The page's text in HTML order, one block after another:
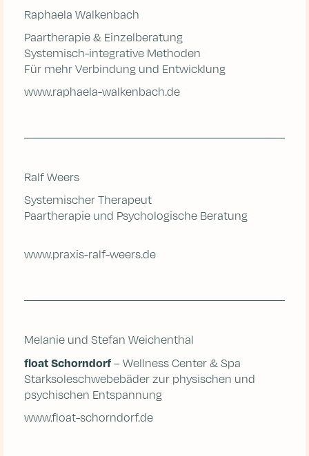
Raphaela Walkenbach
Paartherapie & Einzelberatung
Systemisch-integrative Methoden
Für mehr Verbindung und Entwicklung
www.raphaela-walkenbach.de
Ralf Weers
Systemischer Therapeut
Paartherapie und Psychologische Beratung
www.praxis-ralf-weers.de
Melanie und Stefan Weichenthal
float Schorndorf – Wellness Center & Spa
Starksoleschwebebäder zur physischen und
psychischen Entspannung
www.float-schorndorf.de